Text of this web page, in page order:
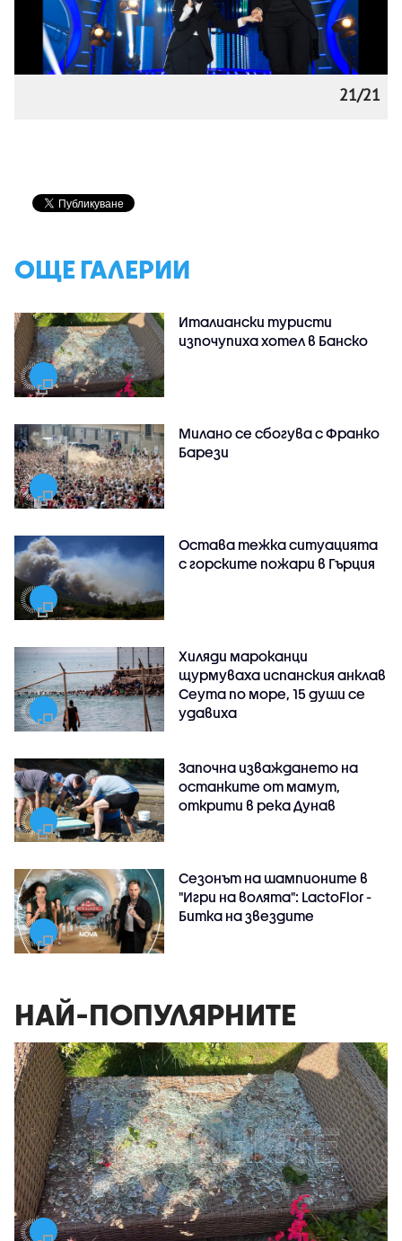
21/21
ОЩЕ ГАЛЕРИИ
Италиански туристи
изпочупиха хотел в Банско
Милано се сбогува с Франко
Барези
Остава тежка ситуацията
с горските пожари в Гърция
Хиляди мароканци
щурмуваха испанския анклав
Сеута по море, 15 души се
удавиха
Започна изваждането на
останките от мамут,
открити в река Дунав
Сезонът на шампионите в
"Игри на волята": LactoFlor -
Битка на звездите
НАЙ-ПОПУЛЯРНИТЕ